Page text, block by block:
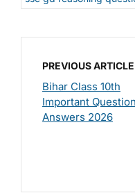
PREVIOUS ARTICLE
Bihar Class 10th
Important
Answers 2026